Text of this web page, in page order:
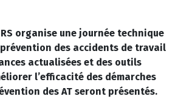
organise une journée technique
des accidents de travail
actualisées et des outils
l’efficacité des démarches
des AT seront présentés.